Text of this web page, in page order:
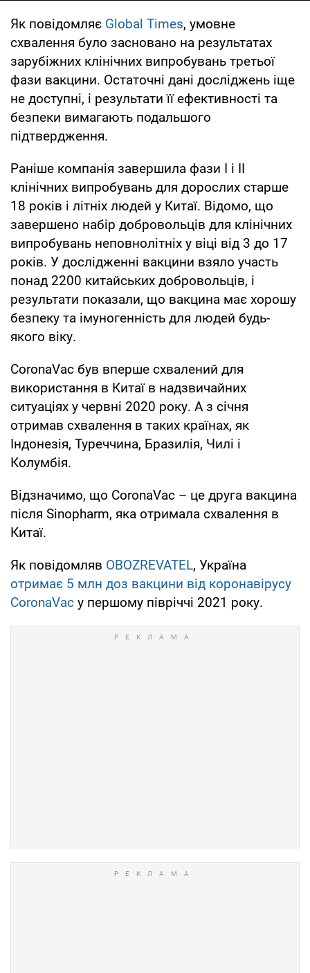
Як повідомляє Global Times, умовне
схвалення було засновано на результатах
зарубіжних клінічних випробувань третьої
фази вакцини. Остаточні дані досліджень іще
не доступні, і результати її ефективності та
безпеки вимагають подальшого
підтвердження.
Раніше компанія завершила фази I і II
клінічних випробувань для дорослих старше
18 років і літніх людей у Китаї. Відомо, що
завершено набір добровольців для клінічних
випробувань неповнолітніх у віці від 3 до 17
років. У дослідженні вакцини взяло участь
понад 2200 китайських добровольців, і
результати показали, що вакцина має хорошу
безпеку та імуногенність для людей будь-
якого віку.
CoronaVac був вперше схвалений для
використання в Китаї в надзвичайних
ситуаціях у червні 2020 року. А з січня
отримав схвалення в таких країнах, як
Індонезія, Туреччина, Бразилія, Чилі і
Колумбія.
Відзначимо, що CoronaVac – це друга вакцина
після Sinopharm, яка отримала схвалення в
Китаї.
Як повідомляв OBOZREVATEL, Україна
отримає 5 млн доз вакцини від коронавірусу
CoronaVac у першому півріччі 2021 року.